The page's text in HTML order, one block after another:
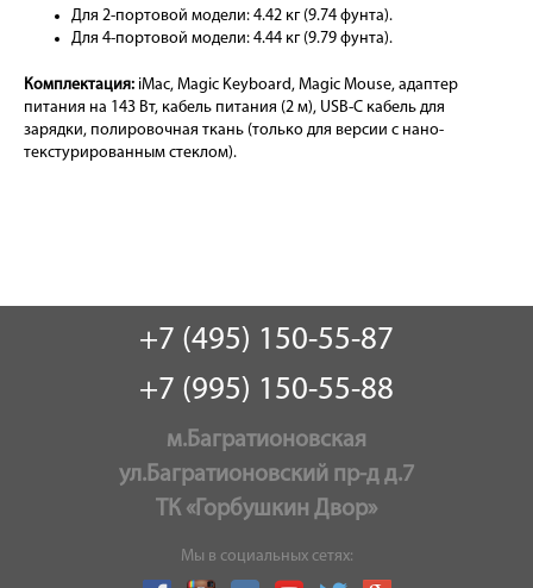
Для 2-портовой модели: 4.42 кг (9.74 фунта).
Для 4-портовой модели: 4.44 кг (9.79 фунта).
Комплектация: iMac, Magic Keyboard, Magic Mouse, адаптер
питания на 143 Вт, кабель питания (2 м), USB-C кабель для
зарядки, полировочная ткань (только для версии с нано-
текстурированным стеклом).
+7 (495) 150-55-87
+7 (995) 150-55-88
м.Багратионовская
ул.Багратионовский пр-д д.7
ТК «Горбушкин Двор»
Мы в социальных сетях: